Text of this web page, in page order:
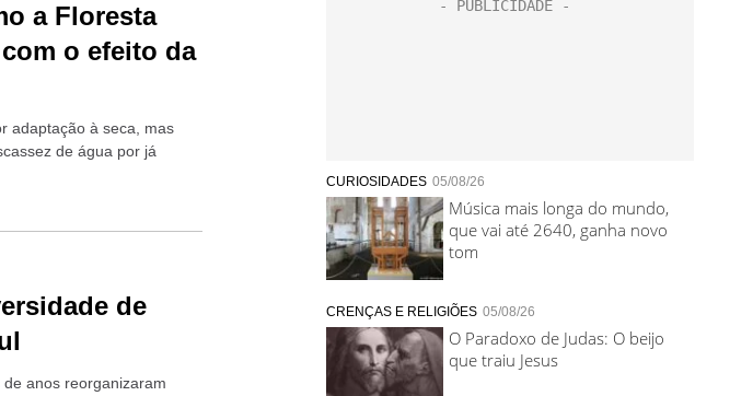
a Floresta
o efeito da
adaptação à seca, mas
de água por já
de
anos reorganizaram
CURIOSIDADES 05/08/26
Música mais longa do mundo,
que vai até 2640, ganha novo
tom
CRENÇAS E RELIGIÕES 05/08/26
O Paradoxo de Judas: O beijo
que traiu Jesus